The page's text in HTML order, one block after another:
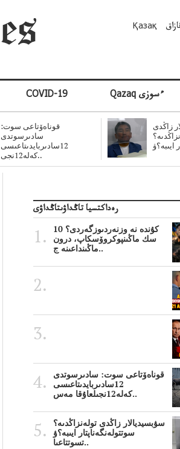
Қазақ
COVID-19 Qazaq ءسوزى
قوناەۆتاعى سوت:
سادىرسوتدى
12سادىربايدىتاعىسى
كەلە12نجى..
زاڭدى
رەداكتسيا تاڭداۋىتاڭداۋى
10 كۇندە نە وزنەردىوزگەردى؟
سك ماڭىنپوكروۆسكاپ، درون
ماڭىنداعىنە ج..
قوناەۆتاعى سوت: سادىرسوتدى
12سادىربايدىتاعىسى
كەلە12نجىلعاۇقا مەس..
سۋبسيديالار زاڭدى تولەنزاڭدىە؟
سوتتولەنگەناپتار ايىبە؟ۋ
تسوتتاعىا..